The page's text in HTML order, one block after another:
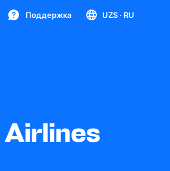
Поддержка UZS · RU